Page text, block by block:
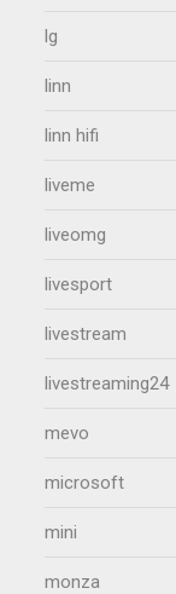
lg
linn
linn hifi
liveme
liveomg
livesport
livestream
livestreaming24
mevo
microsoft
mini
monza